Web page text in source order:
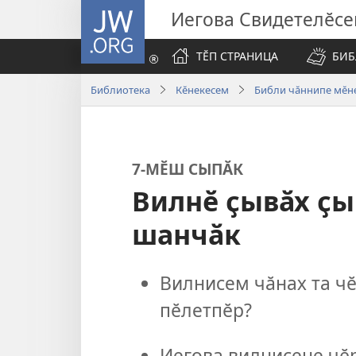
JW.ORG Иегова
ТӖП СТРАНИЦА
Библиотека Кӗнекесем Библи чӑннипе
7-МӖШ СЫПӐК
Вилнӗ ҫывӑх
шанчӑк
Вилнисем чӑнах та
пӗлетпӗр?